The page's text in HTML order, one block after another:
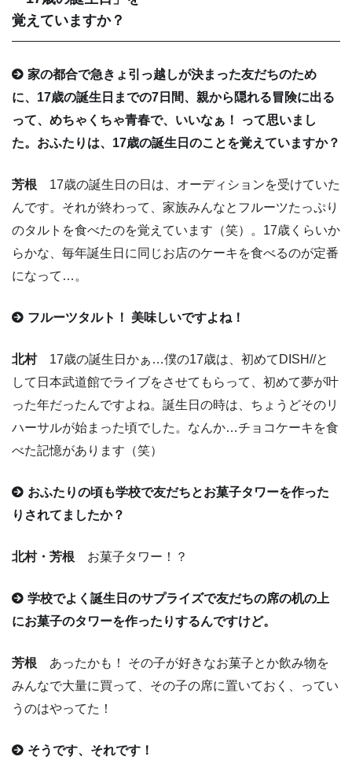
覚えていますか？
家の都合で急きょ引っ越しが決まった友だちのため
に、17歳の誕生日までの7日間、親から隠れる冒険に出る
って、めちゃくちゃ青春で、いいなぁ！ って思いまし
た。おふたりは、17歳の誕生日のことを覚えていますか？
芳根 17歳の誕生日の日は、オーディションを受けていた
んです。それが終わって、家族みんなとフルーツたっぷり
のタルトを食べたのを覚えています（笑）。17歳くらいか
らかな、毎年誕生日に同じお店のケーキを食べるのが定番
になって…。
フルーツタルト！ 美味しいですよね！
北村17歳の誕生日かぁ…僕の17歳は、初めてDISH//と
して日本武道館でライブをさせてもらって、初めて夢が叶
った年だったんですよね。誕生日の時は、ちょうどそのリ
ハーサルが始まった頃でした。なんか…チョコケーキを食
べた記憶があります（笑）
おふたりの頃も学校で友だちとお菓子タワーを作った
りされてましたか？
北村・芳根 お菓子タワー！？
学校でよく誕生日のサプライズで友だちの席の机の上
にお菓子のタワーを作ったりするんですけど。
芳根 あったかも！ その子が好きなお菓子とか飲み物を
みんなで大量に買って、その子の席に置いておく、ってい
うのはやってた！
そうです、それです！